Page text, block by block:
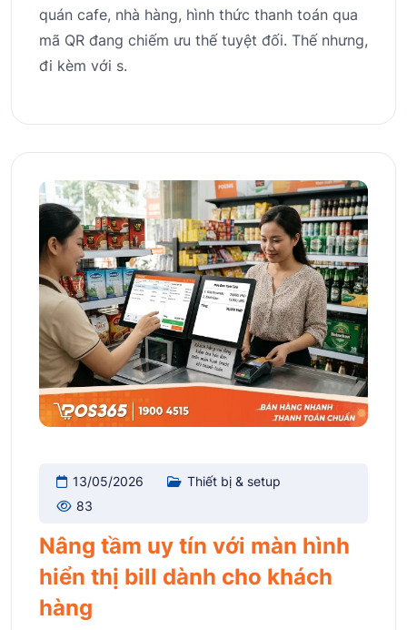
quán cafe, nhà hàng, hình thức thanh toán qua
mã QR đang chiếm ưu thế tuyệt đối. Thế nhưng,
đi kèm với s.
13/05/2026
Thiết bị & setup
83
Nâng tầm uy tín với màn hình
hiển thị bill dành cho khách
hàng